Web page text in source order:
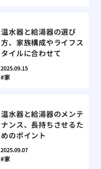
温水器と給湯器の選び
方、家族構成やライフス
タイルに合わせて
2025.09.15
家
温水器と給湯器のメンテ
ナンス、長持ちさせるた
めのポイント
2025.09.07
家